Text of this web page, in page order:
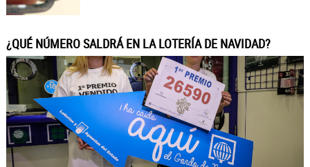
¿QUÉ NÚMERO SALDRÁ EN LA LOTERÍA DE NAVIDAD?